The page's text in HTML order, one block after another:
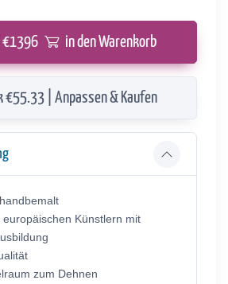
€1396 in den Warenkorb
€55.33 | Anpassen & Kaufen
Künstlern mit
zum Dehnen